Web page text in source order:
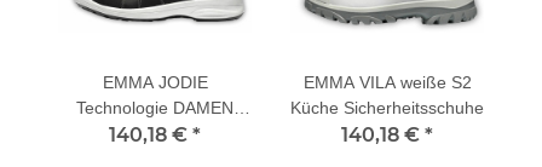
EMMA JODIE
Technologie DAMEN
ESD S3
140,18 € *
EMMA VILA weiße S2
Küche Sicherheitsschuhe
140,18 € *